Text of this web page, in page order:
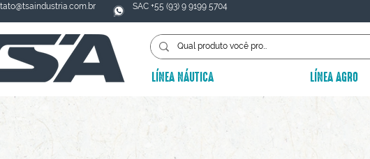
LÍNEA NÁUTICA LÍNEA AGRO
SAC +55 (93) 9 9199 5704